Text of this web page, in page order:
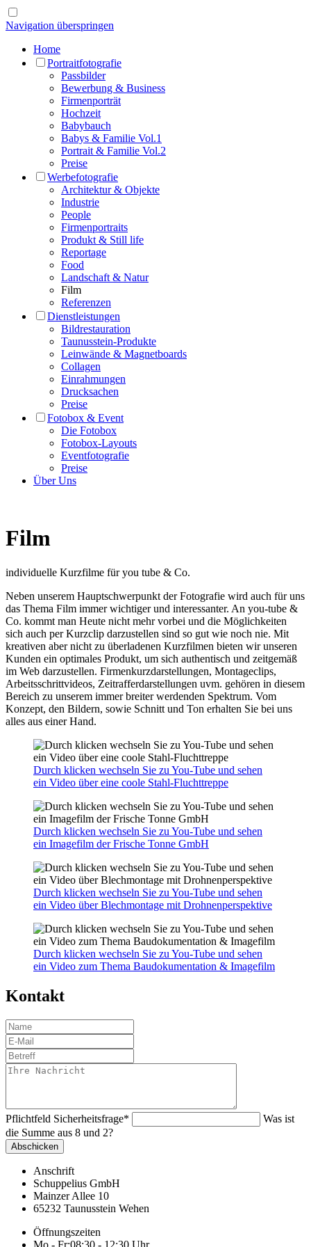
Navigation überspringen
Home
Portraitfotografie
Passbilder
Bewerbung & Business
Firmenporträt
Hochzeit
Babybauch
Babys & Familie Vol.1
Portrait & Familie Vol.2
Preise
Werbefotografie
Architektur & Objekte
Industrie
People
Firmenportraits
Produkt & Still life
Reportage
Food
Landschaft & Natur
Film
Referenzen
Dienstleistungen
Bildrestauration
Taunusstein-Produkte
Leinwände & Magnetboards
Collagen
Einrahmungen
Drucksachen
Preise
Fotobox & Event
Die Fotobox
Fotobox-Layouts
Eventfotografie
Preise
Über Uns
Film
individuelle Kurzfilme für you tube & Co.
Neben unserem Hauptschwerpunkt der Fotografie wird auch für uns
das Thema Film immer wichtiger und interessanter. An you-tube &
Co. kommt man Heute nicht mehr vorbei und die Möglichkeiten
sich auch per Kurzclip darzustellen sind so gut wie noch nie. Mit
kreativen aber nicht zu überladenen Kurzfilmen bieten wir unseren
Kunden ein optimales Produkt, um sich authentisch und zeitgemäß
im Web darzustellen. Firmenkurzdarstellungen, Montageclips,
Arbeitsschrittvideos, Zeitrafferdarstellungen uvm. gehören in diesem
Bereich zu unserem immer breiter werdenden Spektrum. Vom
Konzept, den Bildern, sowie Schnitt und Ton erhalten Sie bei uns
alles aus einer Hand.
Durch klicken wechseln Sie zu You-Tube und sehen
ein Video über eine coole Stahl-Fluchttreppe
Durch klicken wechseln Sie zu You-Tube und sehen
ein Imagefilm der Frische Tonne GmbH
Durch klicken wechseln Sie zu You-Tube und sehen
ein Video über Blechmontage mit Drohnenperspektive
Durch klicken wechseln Sie zu You-Tube und sehen
ein Video zum Thema Baudokumentation & Imagefilm
Kontakt
Pflichtfeld Sicherheitsfrage*
Was ist
die Summe aus 8 und 2?
Anschrift
Schuppelius GmbH
Mainzer Allee 10
65232 Taunusstein Wehen
Öffnungszeiten
Mo - Fr:08:30 - 12:30 Uhr